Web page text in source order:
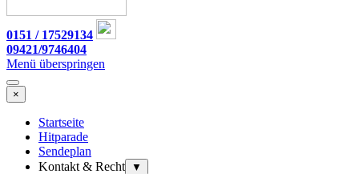
0151 / 17529134
09421/9746404
Menü überspringen
×
Startseite
Hitparade
Sendeplan
Kontakt & Recht
▼